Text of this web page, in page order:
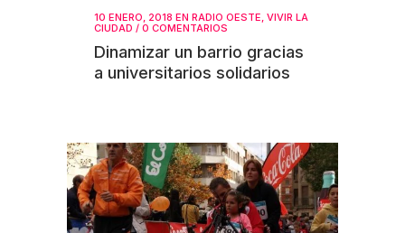
10 ENERO, 2018 EN RADIO OESTE, VIVIR LA
CIUDAD / 0 COMENTARIOS
Dinamizar un barrio gracias
a universitarios solidarios